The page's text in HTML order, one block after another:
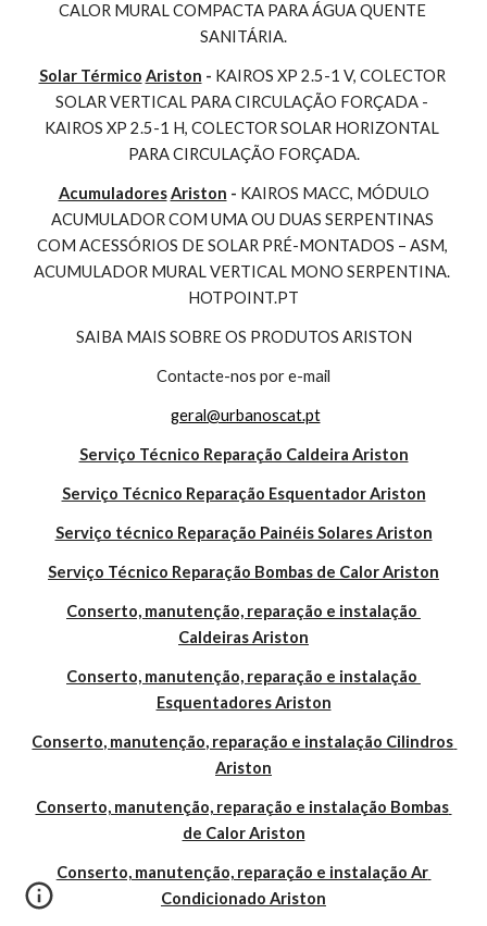
CALOR MURAL COMPACTA PARA ÁGUA QUENTE
SANITÁRIA.
Solar Térmico Ariston - KAIROS XP 2.5-1 V, COLECTOR
SOLAR VERTICAL PARA CIRCULAÇÃO FORÇADA -
KAIROS XP 2.5-1 H, COLECTOR SOLAR HORIZONTAL
PARA CIRCULAÇÃO FORÇADA.
Acumuladores Ariston - KAIROS MACC, MÓDULO
ACUMULADOR COM UMA OU DUAS SERPENTINAS
COM ACESSÓRIOS DE SOLAR PRÉ-MONTADOS – ASM,
ACUMULADOR MURAL VERTICAL MONO SERPENTINA.
HOTPOINT.PT
SAIBA MAIS SOBRE OS PRODUTOS ARISTON
Contacte-nos por e-mail
geral@urbanoscat.pt
Serviço Técnico Reparação Caldeira Ariston
Serviço Técnico Reparação Esquentador Ariston
Serviço técnico Reparação Painéis Solares Ariston
Serviço Técnico Reparação Bombas de Calor Ariston
Conserto, manutenção, reparação e instalação
Caldeiras Ariston
Conserto, manutenção, reparação e instalação
Esquentadores Ariston
Conserto, manutenção, reparação e instalação Cilindros
Ariston
Conserto, manutenção, reparação e instalação Bombas
de Calor Ariston
Conserto, manutenção, reparação e instalação Ar
Condicionado Ariston